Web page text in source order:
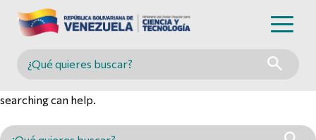
Buscar en MINCYT
searching can help.